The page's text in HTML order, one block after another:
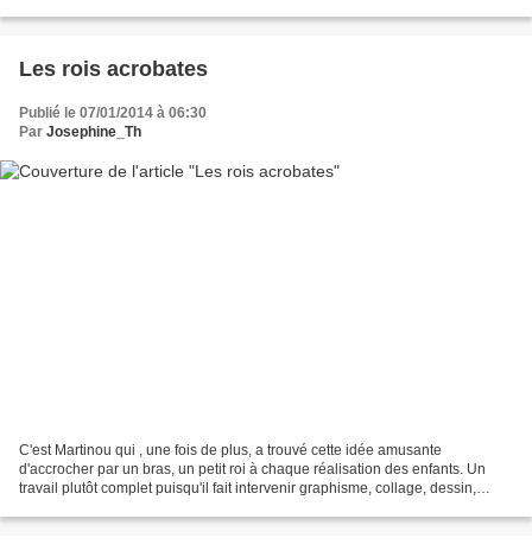
Les rois acrobates
Publié le 07/01/2014 à 06:30
Par Josephine_Th
C'est Martinou qui , une fois de plus, a trouvé cette idée amusante
d'accrocher par un bras, un petit roi à chaque réalisation des enfants. Un
travail plutôt complet puisqu'il fait intervenir graphisme, collage, dessin,